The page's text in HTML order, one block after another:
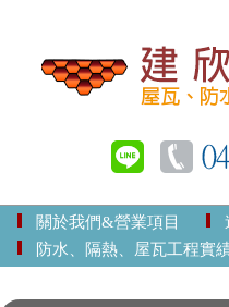
關於我們&營業項目
防水、隔熱、屋瓦工程實